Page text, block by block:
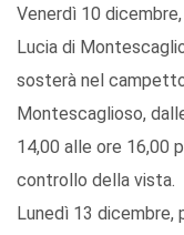
Venerdì 10
Lucia di
sosterà nel
Montescaglioso,
14,00 alle ore 16,00
controllo della vista.
Lunedì 13 dicembre,